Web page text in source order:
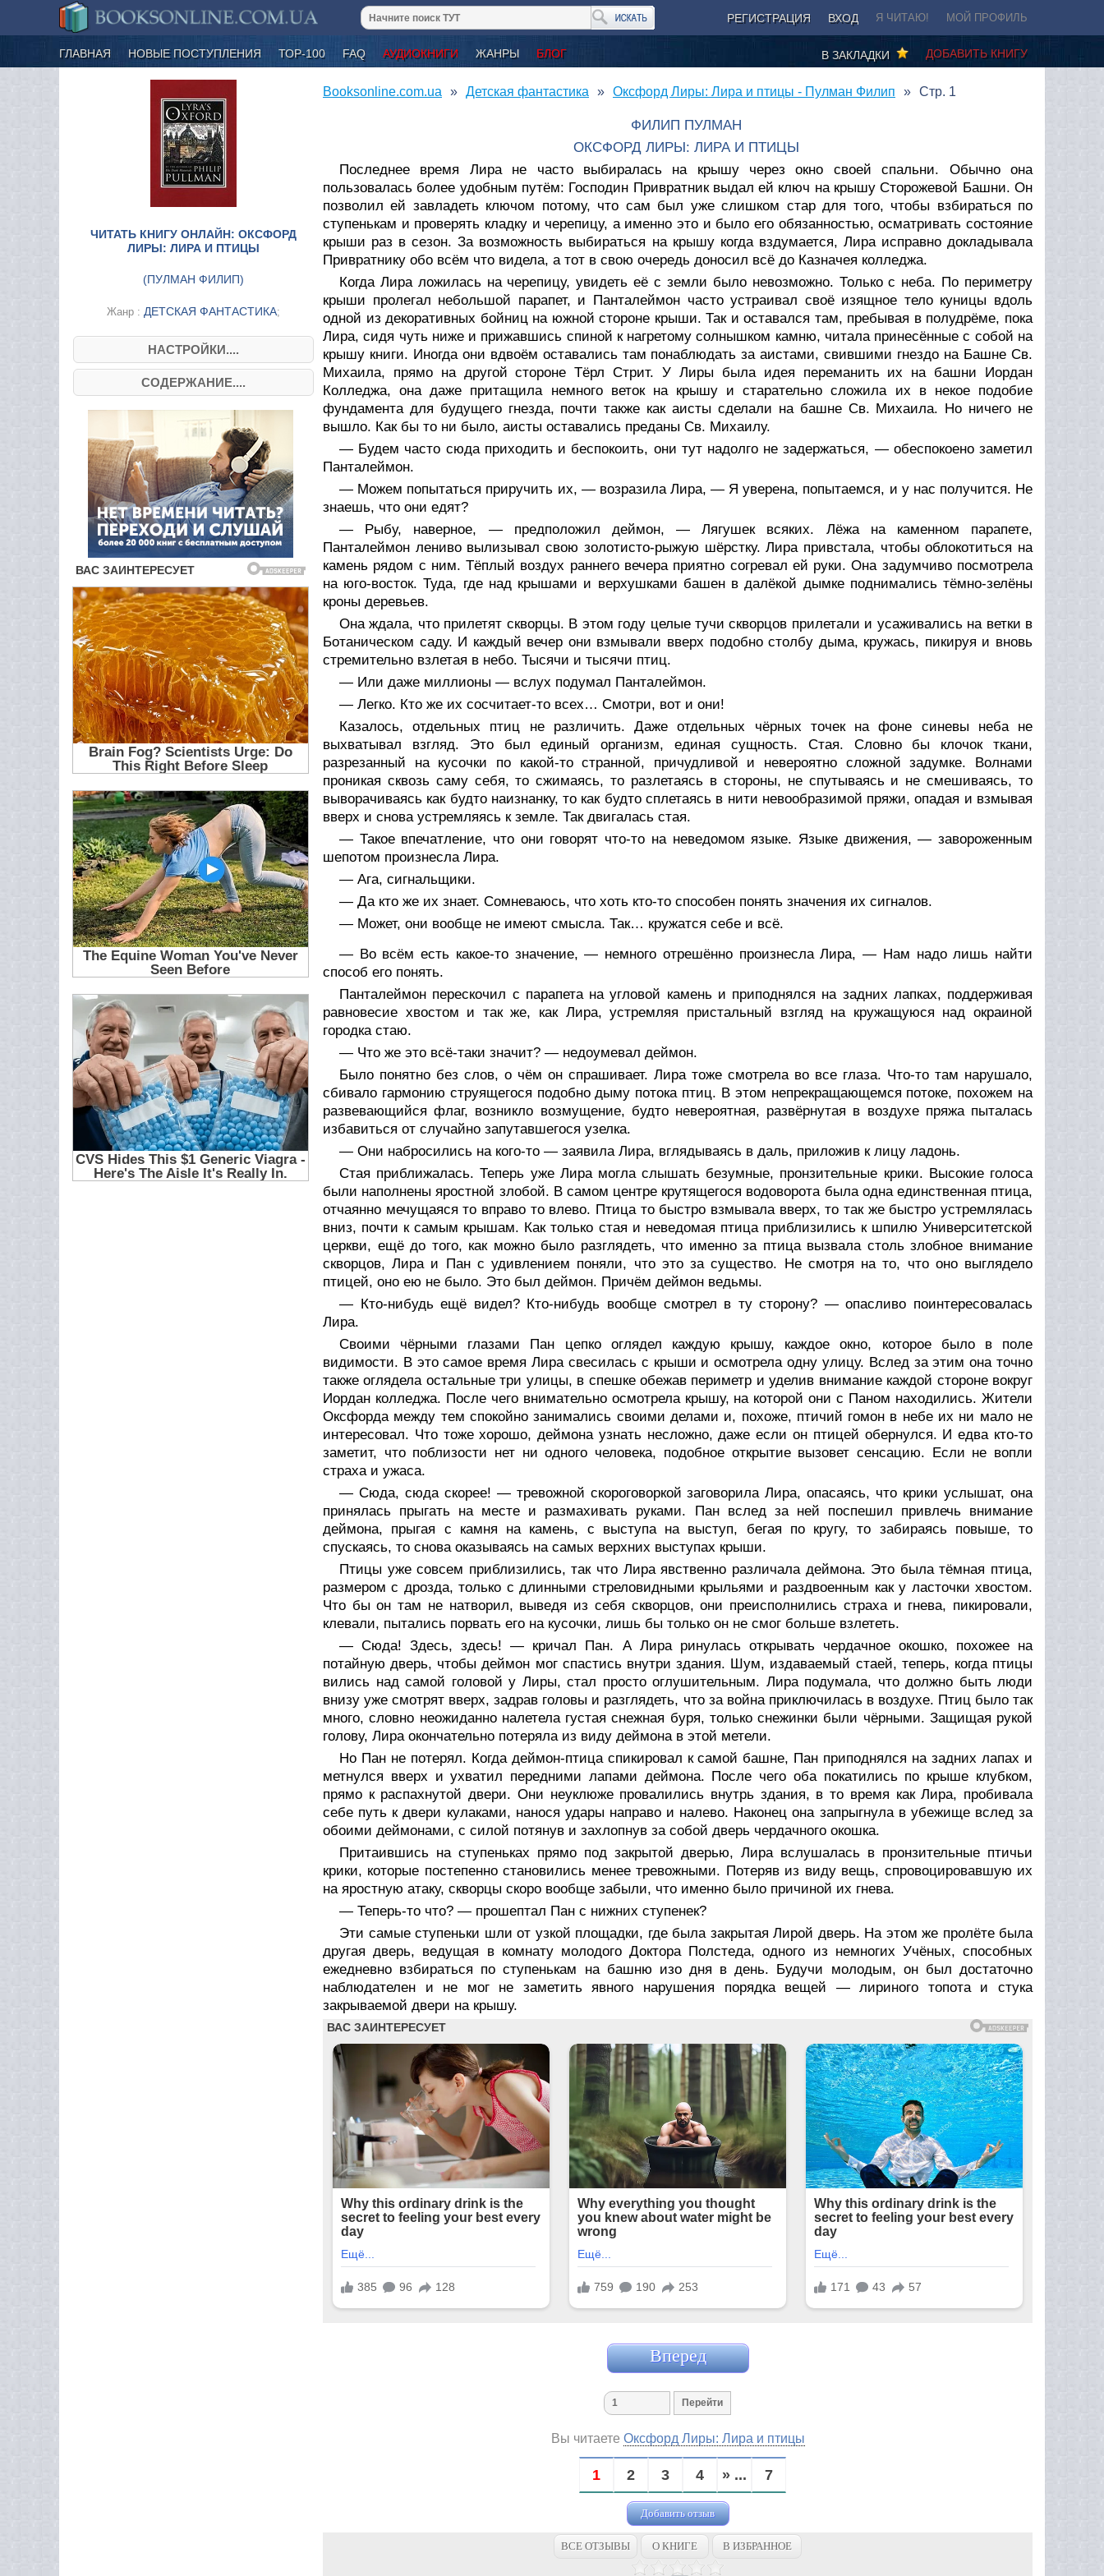
РЕГИСТРАЦИЯ ВХОД Я ЧИТАЮ! МОЙ ПРОФИЛЬ
ГЛАВНАЯ НОВЫЕ ПОСТУПЛЕНИЯ ТОР-100 FAQ АУДИОКНИГИ ЖАНРЫ БЛОГ ДОБАВИТЬ КНИГУ
В ЗАКЛАДКИ
ЧИТАТЬ КНИГУ ОНЛАЙН: ОКСФОРД
ЛИРЫ: ЛИРА И ПТИЦЫ
(ПУЛМАН ФИЛИП)
Жанр : ДЕТСКАЯ ФАНТАСТИКА;
НАСТРОЙКИ....
СОДЕРЖАНИЕ....
Booksonline.com.ua Детская фантастика Оксфорд Лиры: Лира и птицы - Пулман Филип Стр. 1
ФИЛИП ПУЛМАН
ОКСФОРД ЛИРЫ: ЛИРА И ПТИЦЫ
Последнее время Лира не часто выбиралась на крышу через окно своей спальни. Обычно она
пользовалась более удобным путём: Господин Привратник выдал ей ключ на крышу Сторожевой Башни. Он
позволил ей завладеть ключом потому, что сам был уже слишком стар для того, чтобы взбираться по
ступенькам и проверять кладку и черепицу, а именно это и было его обязанностью, осматривать состояние
крыши раз в сезон. За возможность выбираться на крышу когда вздумается, Лира исправно докладывала
Привратнику обо всём что видела, а тот в свою очередь доносил всё до Казначея колледжа.
Когда Лира ложилась на черепицу, увидеть её с земли было невозможно. Только с неба. По периметру
крыши пролегал небольшой парапет, и Панталеймон часто устраивал своё изящное тело куницы вдоль
одной из декоративных бойниц на южной стороне крыши. Так и оставался там, пребывая в полудрёме, пока
Лира, сидя чуть ниже и прижавшись спиной к нагретому солнышком камню, читала принесённые с собой на
крышу книги. Иногда они вдвоём оставались там понаблюдать за аистами, свившими гнездо на Башне Св.
Михаила, прямо на другой стороне Тёрл Стрит. У Лиры была идея переманить их на башни Иордан
Колледжа, она даже притащила немного веток на крышу и старательно сложила их в некое подобие
фундамента для будущего гнезда, почти также как аисты сделали на башне Св. Михаила. Но ничего не
вышло. Как бы то ни было, аисты оставались преданы Св. Михаилу.
— Будем часто сюда приходить и беспокоить, они тут надолго не задержаться, — обеспокоено заметил
Панталеймон.
— Можем попытаться приручить их, — возразила Лира, — Я уверена, попытаемся, и у нас получится. Не
знаешь, что они едят?
— Рыбу, наверное, — предположил деймон, — Лягушек всяких. Лёжа на каменном парапете,
Панталеймон лениво вылизывал свою золотисто-рыжую шёрстку. Лира привстала, чтобы облокотиться на
камень рядом с ним. Тёплый воздух раннего вечера приятно согревал ей руки. Она задумчиво посмотрела
на юго-восток. Туда, где над крышами и верхушками башен в далёкой дымке поднимались тёмно-зелёны
кроны деревьев.
Она ждала, что прилетят скворцы. В этом году целые тучи скворцов прилетали и усаживались на ветки в
Ботаническом саду. И каждый вечер они взмывали вверх подобно столбу дыма, кружась, пикируя и вновь
стремительно взлетая в небо. Тысячи и тысячи птиц.
— Или даже миллионы — вслух подумал Панталеймон.
— Легко. Кто же их сосчитает-то всех… Смотри, вот и они!
Казалось, отдельных птиц не различить. Даже отдельных чёрных точек на фоне синевы неба не
выхватывал взгляд. Это был единый организм, единая сущность. Стая. Словно бы клочок ткани,
разрезанный на кусочки по какой-то странной, причудливой и невероятно сложной задумке. Волнами
проникая сквозь саму себя, то сжимаясь, то разлетаясь в стороны, не спутываясь и не смешиваясь, то
выворачиваясь как будто наизнанку, то как будто сплетаясь в нити невообразимой пряжи, опадая и взмывая
вверх и снова устремляясь к земле. Так двигалась стая.
— Такое впечатление, что они говорят что-то на неведомом языке. Языке движения, — завороженным
шепотом произнесла Лира.
— Ага, сигнальщики.
— Да кто же их знает. Сомневаюсь, что хоть кто-то способен понять значения их сигналов.
— Может, они вообще не имеют смысла. Так… кружатся себе и всё.
— Во всём есть какое-то значение, — немного отрешённо произнесла Лира, — Нам надо лишь найти
способ его понять.
Панталеймон перескочил с парапета на угловой камень и приподнялся на задних лапках, поддерживая
равновесие хвостом и так же, как Лира, устремляя пристальный взгляд на кружащуюся над окраиной
городка стаю.
— Что же это всё-таки значит? — недоумевал деймон.
Было понятно без слов, о чём он спрашивает. Лира тоже смотрела во все глаза. Что-то там нарушало,
сбивало гармонию струящегося подобно дыму потока птиц. В этом непрекращающемся потоке, похожем на
развевающийся флаг, возникло возмущение, будто невероятная, развёрнутая в воздухе пряжа пыталась
избавиться от случайно запутавшегося узелка.
— Они набросились на кого-то — заявила Лира, вглядываясь в даль, приложив к лицу ладонь.
Стая приближалась. Теперь уже Лира могла слышать безумные, пронзительные крики. Высокие голоса
были наполнены яростной злобой. В самом центре крутящегося водоворота была одна единственная птица,
отчаянно мечущаяся то вправо то влево. Птица то быстро взмывала вверх, то так же быстро устремлялась
вниз, почти к самым крышам. Как только стая и неведомая птица приблизились к шпилю Университетской
церкви, ещё до того, как можно было разглядеть, что именно за птица вызвала столь злобное внимание
скворцов, Лира и Пан с удивлением поняли, что это за существо. Не смотря на то, что оно выглядело
птицей, оно ею не было. Это был деймон. Причём деймон ведьмы.
— Кто-нибудь ещё видел? Кто-нибудь вообще смотрел в ту сторону? — опасливо поинтересовалась
Лира.
Своими чёрными глазами Пан цепко оглядел каждую крышу, каждое окно, которое было в поле
видимости. В это самое время Лира свесилась с крыши и осмотрела одну улицу. Вслед за этим она точно
также оглядела остальные три улицы, в спешке обежав периметр и уделив внимание каждой стороне вокруг
Иордан колледжа. После чего внимательно осмотрела крышу, на которой они с Паном находились. Жители
Оксфорда между тем спокойно занимались своими делами и, похоже, птичий гомон в небе их ни мало не
интересовал. Что тоже хорошо, деймона узнать несложно, даже если он птицей обернулся. И едва кто-то
заметит, что поблизости нет ни одного человека, подобное открытие вызовет сенсацию. Если не вопли
страха и ужаса.
— Сюда, сюда скорее! — тревожной скороговоркой заговорила Лира, опасаясь, что крики услышат, она
принялась прыгать на месте и размахивать руками. Пан вслед за ней поспешил привлечь внимание
деймона, прыгая с камня на камень, с выступа на выступ, бегая по кругу, то забираясь повыше, то
спускаясь, то снова оказываясь на самых верхних выступах крыши.
Птицы уже совсем приблизились, так что Лира явственно различала деймона. Это была тёмная птица,
размером с дрозда, только с длинными стреловидными крыльями и раздвоенным как у ласточки хвостом.
Что бы он там не натворил, выведя из себя скворцов, они преисполнились страха и гнева, пикировали,
клевали, пытались порвать его на кусочки, лишь бы только он не смог больше взлететь.
— Сюда! Здесь, здесь! — кричал Пан. А Лира ринулась открывать чердачное окошко, похожее на
потайную дверь, чтобы деймон мог спастись внутри здания. Шум, издаваемый стаей, теперь, когда птицы
вились над самой головой у Лиры, стал просто оглушительным. Лира подумала, что должно быть люди
внизу уже смотрят вверх, задрав головы и разглядеть, что за война приключилась в воздухе. Птиц было так
много, словно неожиданно налетела густая снежная буря, только снежинки были чёрными. Защищая рукой
голову, Лира окончательно потеряла из виду деймона в этой метели.
Но Пан не потерял. Когда деймон-птица спикировал к самой башне, Пан приподнялся на задних лапах и
метнулся вверх и ухватил передними лапами деймона. После чего оба покатились по крыше клубком,
прямо к распахнутой двери. Они неуклюже провалились внутрь здания, в то время как Лира, пробивала
себе путь к двери кулаками, нанося удары направо и налево. Наконец она запрыгнула в убежище вслед за
обоими деймонами, с силой потянув и захлопнув за собой дверь чердачного окошка.
Притаившись на ступеньках прямо под закрытой дверью, Лира вслушалась в пронзительные птичьи
крики, которые постепенно становились менее тревожными. Потеряв из виду вещь, спровоцировавшую их
на яростную атаку, скворцы скоро вообще забыли, что именно было причиной их гнева.
— Теперь-то что? — прошептал Пан с нижних ступенек?
Эти самые ступеньки шли от узкой площадки, где была закрытая Лирой дверь. На этом же пролёте была
другая дверь, ведущая в комнату молодого Доктора Полстеда, одного из немногих Учёных, способных
ежедневно взбираться по ступенькам на башню изо дня в день. Будучи молодым, он был достаточно
наблюдателен и не мог не заметить явного нарушения порядка вещей — лириного топота и стука
закрываемой двери на крышу.
Вперед
Вы читаете Оксфорд Лиры: Лира и птицы
1 2 3 4 » ... 7
Добавить отзыв
ВСЕ ОТЗЫВЫ О КНИГЕ В ИЗБРАННОЕ